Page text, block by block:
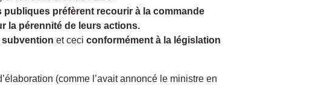
publiques préfèrent recourir à la commande
la pérennité de leurs actions.
subvention et ceci conformément à la législation
(comme l’avait annoncé le ministre en